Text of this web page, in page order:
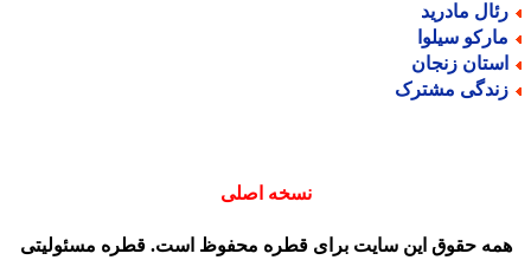
مادرید
سیلوا
زنجان
مشترک
نسخه اصلی
حقوق این سایت برای قطره محفوظ است. قطره مسئولیتی